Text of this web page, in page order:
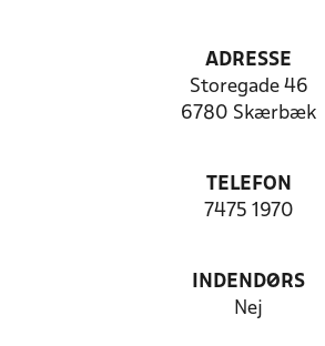
ADRESSE
Storegade 46
6780 Skærbæk
TELEFON
7475 1970
INDENDØRS
Nej